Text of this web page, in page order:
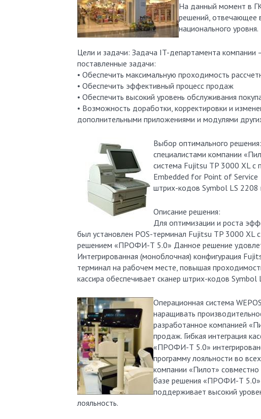
На данный момент в
решений, отвечающее
национального уровня.
Цели и задачи: Задача IT-департамента
поставленные задачи:
• Обеспечить максимальную проходимость
• Обеспечить эффективный процесс продаж
• Обеспечить высокий уровень обслуживания
• Возможность доработки, корректировки и
дополнительными приложениями и модулями
Выбор оптимального
специалистами компании
система Fujitsu TP 3000 XL с
Embedded for Point of
штрих-кодов Symbol LS 2208
Описание решения:
Для оптимизации и роста
был установлен POS-терминал Fujitsu TP 3000 XL
решением «ПРОФИ-Т 5.0» Данное решение
Интегрированная (моноблочная) конфигурация
терминал на рабочем месте, повышая
кассира обеспечивает сканер штрих-кодов
Операционная система
наращивать
разработанное компанией
продаж. Гибкая интеграция
«ПРОФИ-Т 5.0»
программу лояльности во
компании «Пилот»
базе решения «ПРОФИ-Т 5.0»
поддерживает высокий
лояльность.